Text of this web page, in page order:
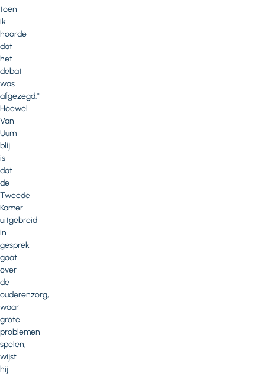
toen
ik
hoorde
dat
het
debat
was
afgezegd."
Hoewel
Van
Uum
blij
is
dat
de
Tweede
Kamer
uitgebreid
in
gesprek
gaat
over
de
ouderenzorg,
waar
grote
problemen
spelen,
wijst
hij